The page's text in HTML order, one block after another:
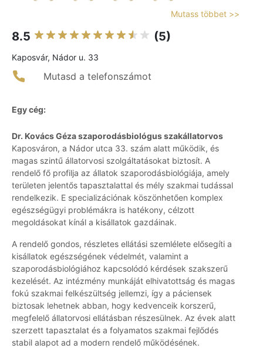
Mutass többet >>
8.5 (5)
Kaposvár, Nádor u. 33
Mutasd a telefonszámot
Egy cég:
Dr. Kovács Géza szaporodásbiológus szakállatorvos
Kaposváron, a Nádor utca 33. szám alatt működik, és
magas szintű állatorvosi szolgáltatásokat biztosít. A
rendelő fő profilja az állatok szaporodásbiológiája, amely
területen jelentős tapasztalattal és mély szakmai tudással
rendelkezik. E specializációnak köszönhetően komplex
egészségügyi problémákra is hatékony, célzott
megoldásokat kínál a kisállatok gazdáinak.
A rendelő gondos, részletes ellátási szemlélete elősegíti a
kisállatok egészségének védelmét, valamint a
szaporodásbiológiához kapcsolódó kérdések szakszerű
kezelését. Az intézmény munkáját elhivatottság és magas
fokú szakmai felkészültség jellemzi, így a páciensek
biztosak lehetnek abban, hogy kedvenceik korszerű,
megfelelő állatorvosi ellátásban részesülnek. Az évek alatt
szerzett tapasztalat és a folyamatos szakmai fejlődés
stabil alapot ad a modern rendelő működésének.